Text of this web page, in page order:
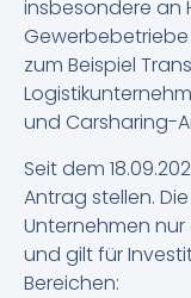
insbesondere an
zum Beispiel
und Carsharing-
Seit dem
Antrag stellen.
Unternehmen
und gilt für
Bereichen: